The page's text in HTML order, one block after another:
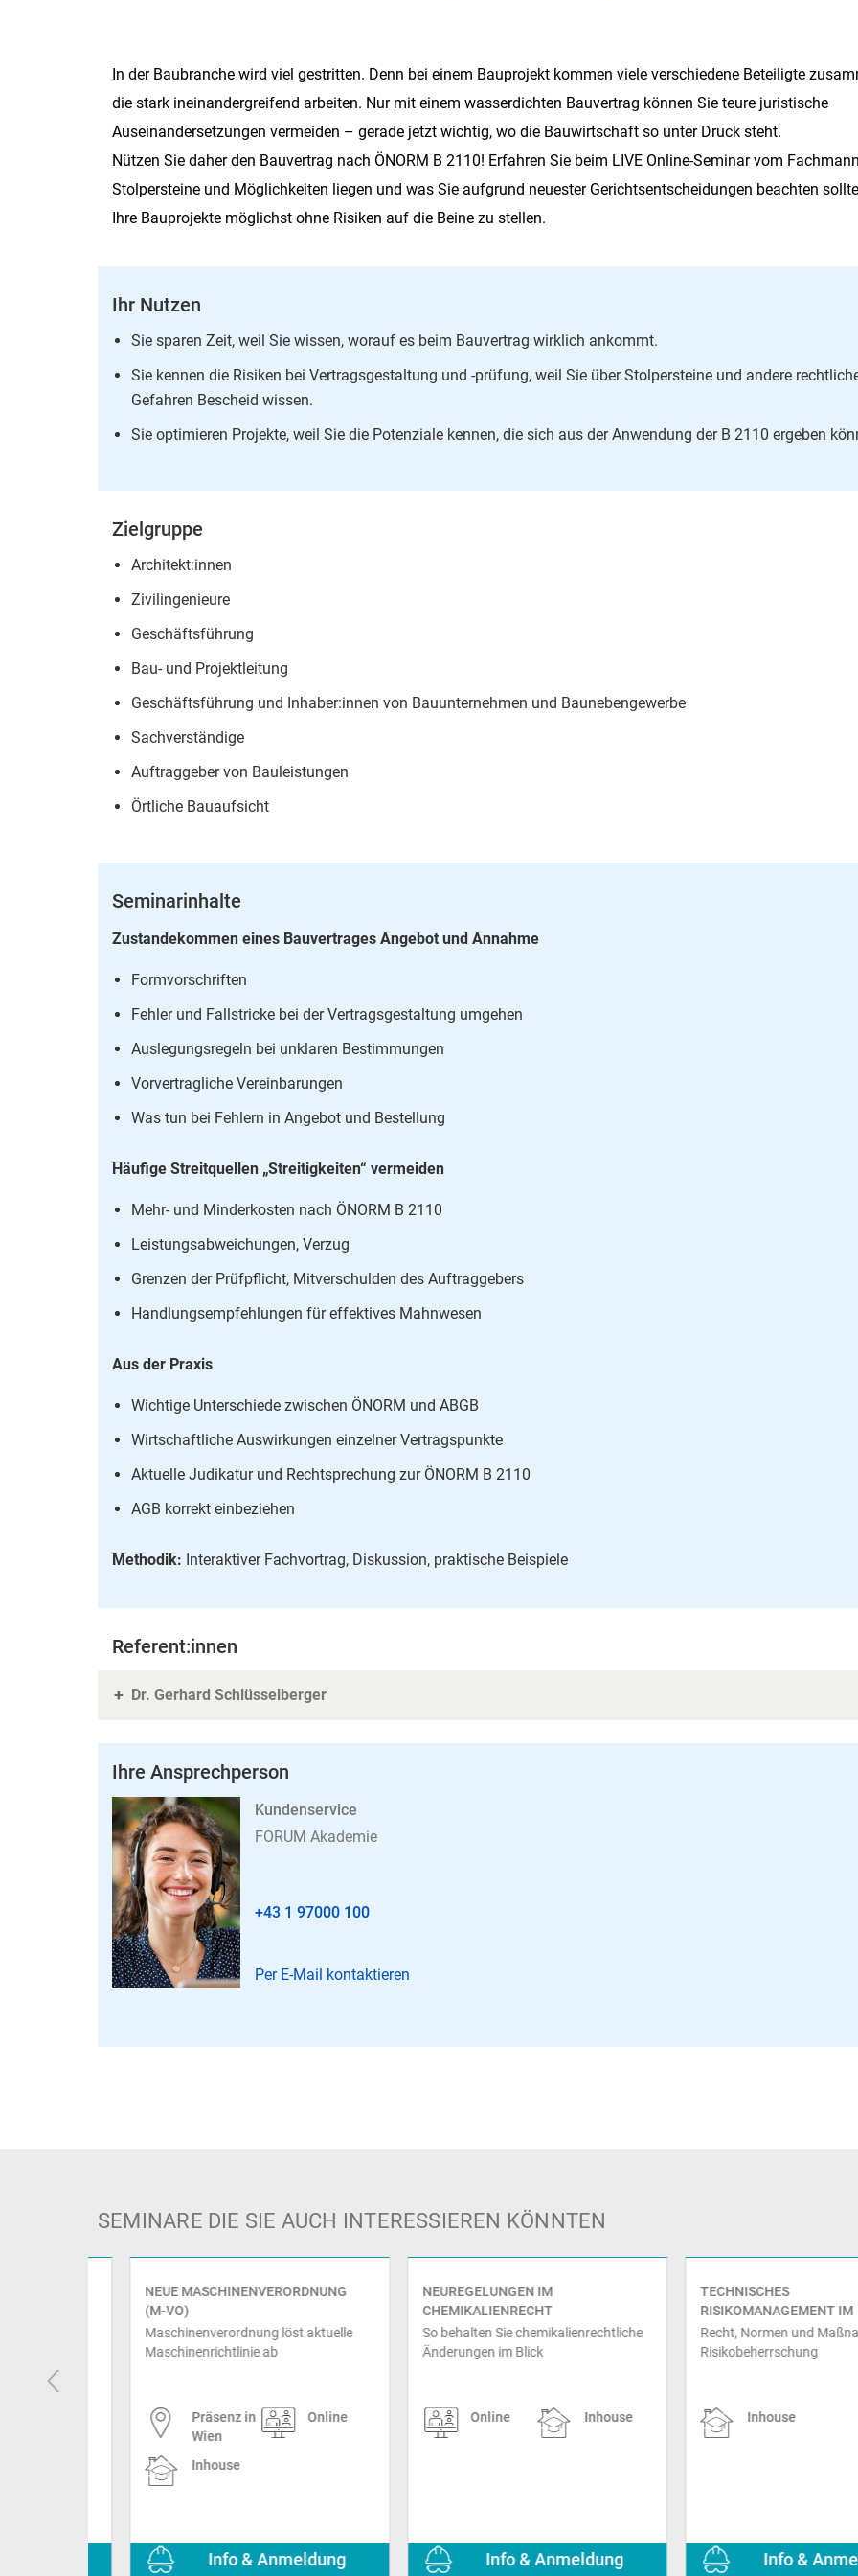
In der Baubranche wird viel gestritten. Denn bei einem Bauprojekt kommen viele verschiedene Beteiligte
die stark ineinandergreifend arbeiten. Nur mit einem wasserdichten Bauvertrag können Sie teure juristische
Auseinandersetzungen vermeiden – gerade jetzt wichtig, wo die Bauwirtschaft so unter Druck steht.
Nützen Sie daher den Bauvertrag nach ÖNORM B 2110! Erfahren Sie beim LIVE Online-Seminar vom
Stolpersteine und Möglichkeiten liegen und was Sie aufgrund neuester Gerichtsentscheidungen beachten
Ihre Bauprojekte möglichst ohne Risiken auf die Beine zu stellen.
Ihr Nutzen
Sie sparen Zeit, weil Sie wissen, worauf es beim Bauvertrag wirklich ankommt.
Sie kennen die Risiken bei Vertragsgestaltung und -prüfung, weil Sie über Stolpersteine und andere
Gefahren Bescheid wissen.
Sie optimieren Projekte, weil Sie die Potenziale kennen, die sich aus der Anwendung der B 2110 ergeben
Zielgruppe
Architekt:innen
Zivilingenieure
Geschäftsführung
Bau- und Projektleitung
Geschäftsführung und Inhaber:innen von Bauunternehmen und Baunebengewerbe
Sachverständige
Auftraggeber von Bauleistungen
Örtliche Bauaufsicht
Seminarinhalte
Zustandekommen eines Bauvertrages Angebot und Annahme
Formvorschriften
Fehler und Fallstricke bei der Vertragsgestaltung umgehen
Auslegungsregeln bei unklaren Bestimmungen
Vorvertragliche Vereinbarungen
Was tun bei Fehlern in Angebot und Bestellung
Häufige Streitquellen „Streitigkeiten“ vermeiden
Mehr- und Minderkosten nach ÖNORM B 2110
Leistungsabweichungen, Verzug
Grenzen der Prüfpflicht, Mitverschulden des Auftraggebers
Handlungsempfehlungen für effektives Mahnwesen
Aus der Praxis
Wichtige Unterschiede zwischen ÖNORM und ABGB
Wirtschaftliche Auswirkungen einzelner Vertragspunkte
Aktuelle Judikatur und Rechtsprechung zur ÖNORM B 2110
AGB korrekt einbeziehen
Methodik: Interaktiver Fachvortrag, Diskussion, praktische Beispiele
Referent:innen
Dr. Gerhard Schlüsselberger
Ihre Ansprechperson
Kundenservice
FORUM Akademie
+43 1 97000 100
Per E-Mail kontaktieren
SEMINARE DIE SIE AUCH INTERESSIEREN KÖNNTEN
NEUE MASCHINENVERORDNUNG
(M-VO)
Maschinenverordnung löst aktuelle
Maschinenrichtlinie ab
Präsenz in
Wien
Online
Inhouse
Info & Anmeldung
NEUREGELUNGEN IM
CHEMIKALIENRECHT
So behalten Sie chemikalienrechtliche
Änderungen im Blick
Online Inhouse
Info & Anmeldung
TECHNISCHES
RISIKOMANAGEMENT IM
UNTERNEHMEN
Recht, Normen und
Risikobeherrschung
Inhouse
Info &